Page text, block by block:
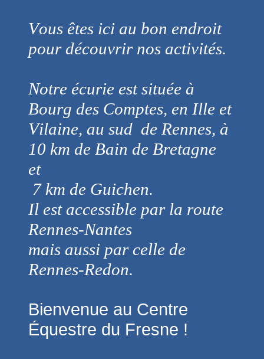
Vous êtes ici au bon endroit
pour découvrir nos activités.
Notre écurie est située à
Bourg des Comptes, en Ille et
Vilaine, au sud de Rennes, à
10 km de Bain de Bretagne
et
7 km de Guichen.
Il est accessible par la route
Rennes-Nantes
mais aussi par celle de
Rennes-Redon.
Bienvenue au Centre
Équestre du Fresne !